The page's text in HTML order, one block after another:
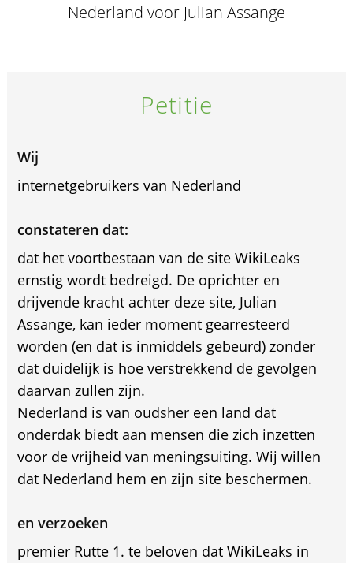
Nederland voor Julian Assange
Petitie
Wij
internetgebruikers van Nederland
constateren dat:
dat het voortbestaan van de site WikiLeaks
ernstig wordt bedreigd. De oprichter en
drijvende kracht achter deze site, Julian
Assange, kan ieder moment gearresteerd
worden (en dat is inmiddels gebeurd) zonder
dat duidelijk is hoe verstrekkend de gevolgen
daarvan zullen zijn.
Nederland is van oudsher een land dat
onderdak biedt aan mensen die zich inzetten
voor de vrijheid van meningsuiting. Wij willen
dat Nederland hem en zijn site beschermen.
en verzoeken
premier Rutte 1. te beloven dat WikiLeaks in